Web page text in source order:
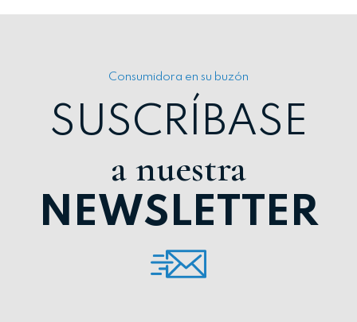
Consumidora en su buzón
SUSCRÍBASE
a nuestra
NEWSLETTER